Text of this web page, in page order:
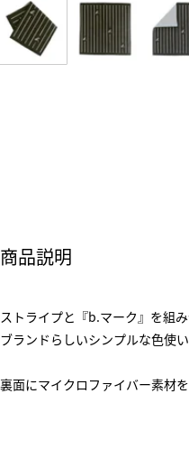
商品説明
ストライプと『b.マーク』を組
ブランドらしいシンプルな色使
裏面にマイクロファイバー素材